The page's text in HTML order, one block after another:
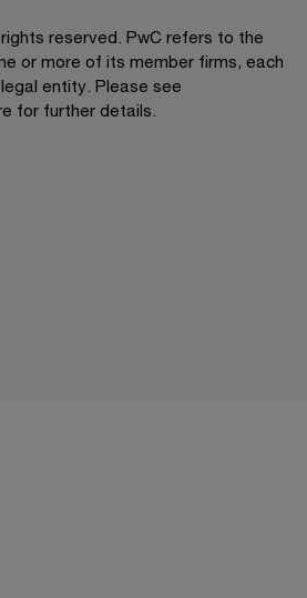
reserved. PwC refers to the
or more of its member firms, each
entity. Please see
for further details.